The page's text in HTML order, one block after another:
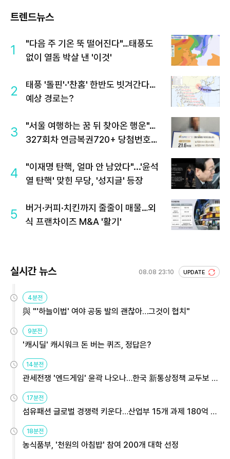
트렌드뉴스
1
"다음 주 기온 뚝 떨어진다"…태풍도
없이 열돔 박살 낸 '이것'
2
태풍 '돌핀'·'찬홈' 한반도 빗겨간다…
예상 경로는?
3
"서울 여행하는 꿈 뒤 찾아온 행운"…
327회차 연금복권720+ 당첨번호조
4
"이재명 탄핵, 얼마 안 남았다"...'윤석
열 탄핵' 맞힌 무당, '성지글' 등장
5
버거·커피·치킨까지 줄줄이 매물…외
식 프랜차이즈 M&A '활기'
실시간 뉴스 08.08 23:10 UPDATE
4분전
與 "'하늘이법' 여야 공동 발의 괜찮아…그것이 협치"
9분전
'캐시딜' 캐시워크 돈 버는 퀴즈, 정답은?
14분전
관세전쟁 '엔드게임' 윤곽 나오나…한국 新통상정책 교두보 활
용해야
17분전
섬유패션 글로벌 경쟁력 키운다…산업부 15개 과제 180억 지
원
18분전
농식품부, '천원의 아침밥' 참여 200개 대학 선정